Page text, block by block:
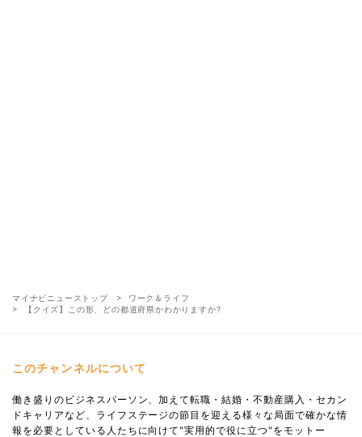
マイナビニューストップ
ワーク＆ライフ
【クイズ】この形、どの都道府県かわかりますか?
このチャンネルについて
働き盛りのビジネスパーソン、加えて転職・結婚・不動産購入・セカン
ドキャリアなど、ライフステージの節目を迎える様々な局面で確かな情
報を必要としている人たちに向けて"実用的で役に立つ"をモットー